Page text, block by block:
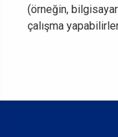
(örneğin,
çalışma